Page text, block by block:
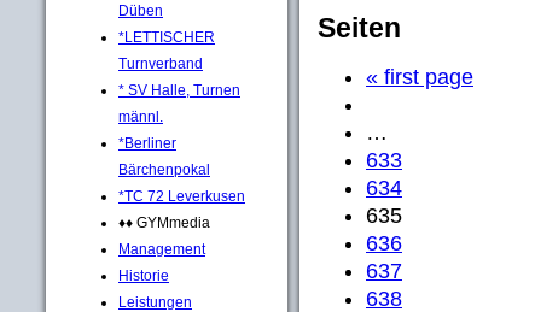
Düben
*LETTISCHER
Turnverband
* SV Halle, Turnen
männl.
*Berliner
Bärchenpokal
*TC 72 Leverkusen
♦♦ GYMmedia
Management
Historie
Leistungen
Seiten
« first page
…
633
634
635
636
637
638